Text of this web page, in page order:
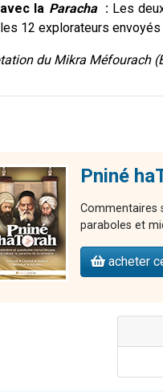
la Paracha: Les
12 explorateurs
du Mikra Méfourach
Pniné
Commentaires
paraboles et
acheter